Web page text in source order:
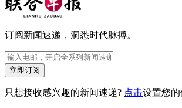
订阅新闻速递，洞悉时代脉搏。
立即订阅
只想接收感兴趣的新闻速递? 点击设置您的